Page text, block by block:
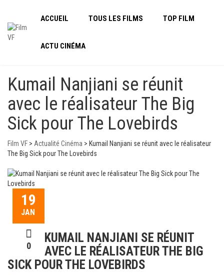
ACCUEIL TOUS LES FILMS TOP FILM
ACTU CINÉMA
Kumail Nanjiani se réunit
avec le réalisateur The Big
Sick pour The Lovebirds
Film VF > Actualité Cinéma > Kumail Nanjiani se réunit avec le réalisateur
The Big Sick pour The Lovebirds
19
JAN
0
KUMAIL NANJIANI SE RÉUNIT
AVEC LE RÉALISATEUR THE BIG
SICK POUR THE LOVEBIRDS